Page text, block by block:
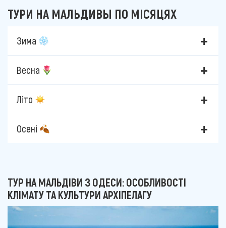
ТУРИ НА МАЛЬДИВЫ ПО МІСЯЦЯХ
Зима
Весна
Літо
Осені
ТУР НА МАЛЬДІВИ З ОДЕСИ: ОСОБЛИВОСТІ
КЛІМАТУ ТА КУЛЬТУРИ АРХІПЕЛАГУ